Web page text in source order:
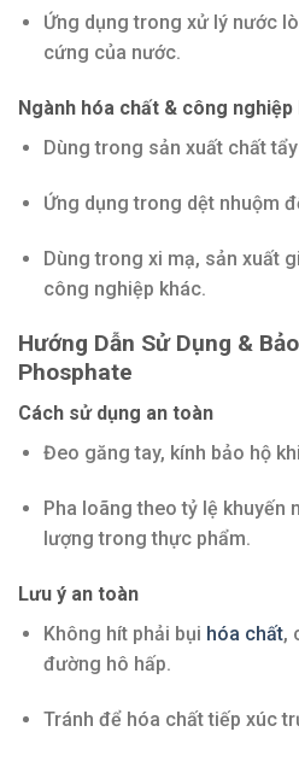
Ứng dụng trong xử lý nước
cứng của nước.
Ngành hóa chất & công nghiệp
Dùng trong sản xuất chất
Ứng dụng trong dệt nhuộm
Dùng trong xi mạ, sản xuất
công nghiệp khác.
Hướng Dẫn Sử Dụng &
Phosphate
Cách sử dụng an toàn
Đeo găng tay, kính bảo hộ
Pha loãng theo tỷ lệ khuyến
lượng trong thực phẩm.
Lưu ý an toàn
Không hít phải bụi hóa chất,
đường hô hấp.
Tránh để hóa chất tiếp xúc